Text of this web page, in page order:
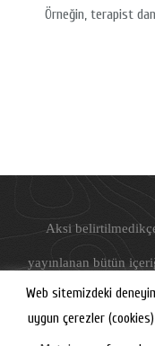
Örneğin, terapist
Aksi
yayınlanan bütün
Web sitemizdeki
uygun çerezler